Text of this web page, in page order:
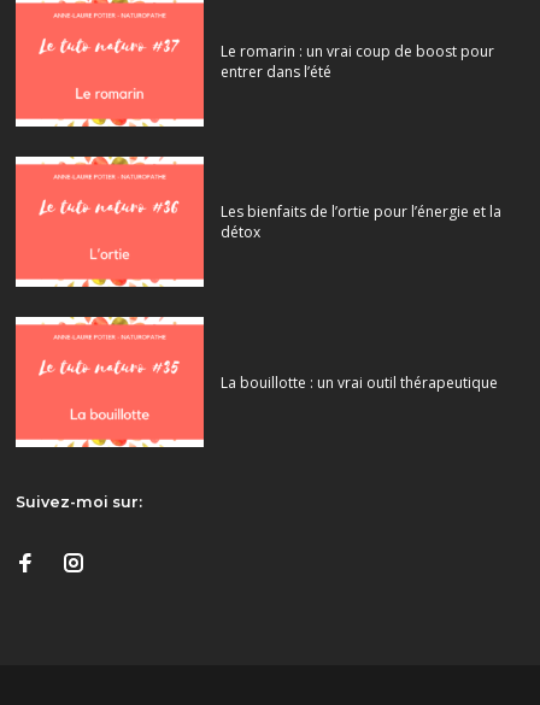
Le romarin : un vrai coup de boost pour
entrer dans l’été
Les bienfaits de l’ortie pour l’énergie et la
détox
La bouillotte : un vrai outil thérapeutique
Suivez-moi sur: